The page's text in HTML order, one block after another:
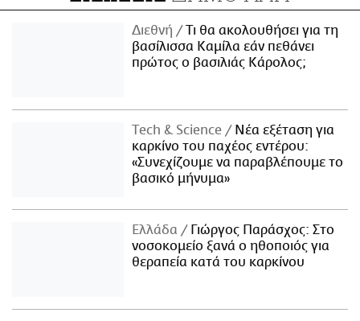
Διεθνή
Τι θα ακολουθήσει για τη
βασίλισσα Καμίλα εάν πεθάνει
πρώτος ο βασιλιάς Κάρολος;
Τech & Science
Νέα εξέταση για
καρκίνο του παχέος εντέρου:
«Συνεχίζουμε να παραβλέπουμε το
βασικό μήνυμα»
Ελλάδα
Γιώργος Παράσχος: Στο
νοσοκομείο ξανά ο ηθοποιός για
θεραπεία κατά του καρκίνου